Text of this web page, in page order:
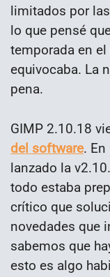
limitados por
lo que pensé
temporada en el
equivocaba. La
pena.
GIMP 2.10.18
del software.
lanzado la
todo estaba
crítico que
novedades que
sabemos que
esto es algo